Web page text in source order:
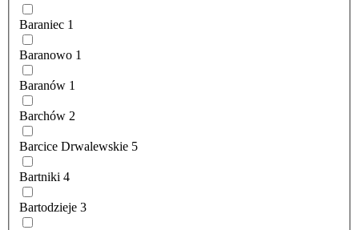
Baraniec 1
Baranowo 1
Baranów 1
Barchów 2
Barcice Drwalewskie 5
Bartniki 4
Bartodzieje 3